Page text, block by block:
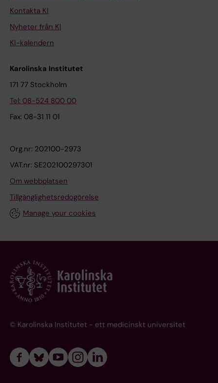
Kontakta KI
Nyheter från KI
KI-kalendern
Karolinska Institutet
171 77 Stockholm
Tel: 08-524 800 00
Fax: 08-31 11 01
Org.nr: 202100-2973
VAT.nr: SE202100297301
Om webbplatsen
Tillgänglighetsredogörelse
Manage your cookies
© Karolinska Institutet - ett medicinskt universitet